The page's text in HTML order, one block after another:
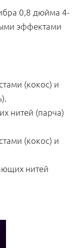
0,8 дюйма 4-
эффектами
(кокос) и
нитей (парча)
(кокос) и
нитей